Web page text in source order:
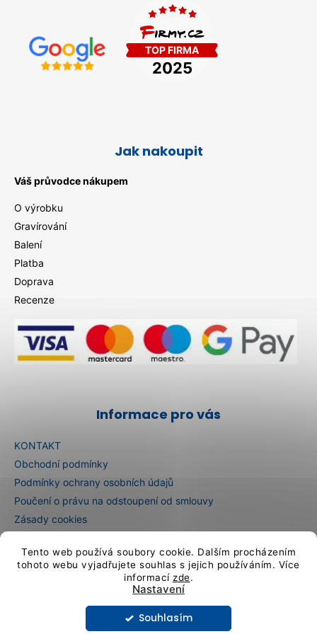
Tento web používá soubory cookie. Dalším procházením
tohoto webu vyjadřujete souhlas s jejich používáním. Více
informací zde.
Nastavení
Souhlasím
Jak nakoupit
Váš průvodce nákupem
O výrobku
Gravírování
Balení
Platba
Doprava
Recenze
Informace pro vás
KONTAKT
Obchodní podmínky
Podmínky ochrany osobních údajů
Poučení o právu na odstoupení od smlouvy
Zásady cookies
E-Shop auf Deutsch
Vytvořil Shoptet
Copyright 2026
. Všechna práva